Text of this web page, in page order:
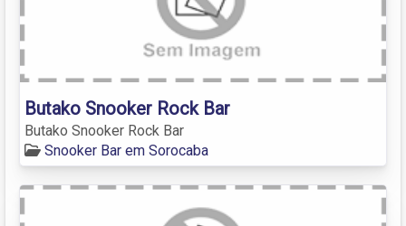
Butako Snooker Rock Bar
Butako Snooker Rock Bar
Snooker Bar em Sorocaba